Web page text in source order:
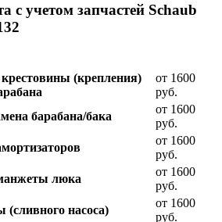
с учетом запчастей Schaub
(крепления)
от 1600
руб.
барабана/бака
от 1600
руб.
от 1600
руб.
люка
от 1600
руб.
(сливного насоса)
от 1600
руб.